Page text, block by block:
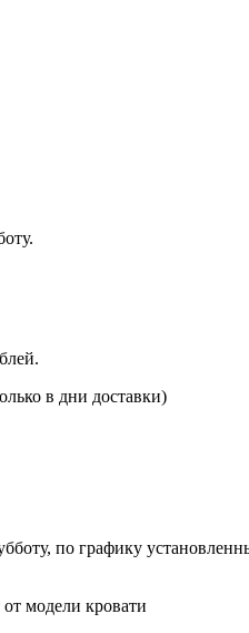
рублей
в дни доставки)
по графику
модели кровати